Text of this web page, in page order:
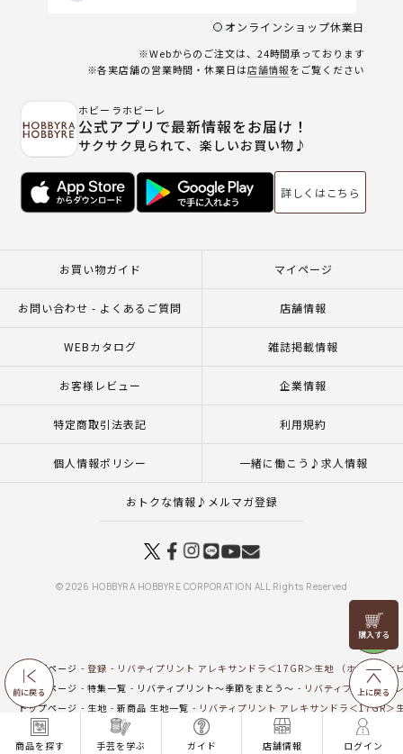
商品を探す 手芸を学ぶ ガイド 店舗情報 ログイン
前に戻る
リリヤン
フェア
上に戻る
オンラインショップ休業日
※Webからのご注文は、24時間承っております
※各実店舗の営業時間・休業日は店舗情報をご覧ください
ホビーラホビーレ
公式アプリで最新情報をお届け！
サクサク見られて、楽しいお買い物♪
詳しくはこちら
お買い物ガイド マイページ
お問い合わせ - よくあるご質問 店舗情報
WEBカタログ 雑誌掲載情報
お客様レビュー 企業情報
特定商取引法表記 利用規約
個人情報ポリシー 一緒に働こう♪求人情報
おトクな情報♪メルマガ登録
© 2026 HOBBYRA HOBBYRE CORPORATION ALL Rights Reserved
トップページ 登録
リバティプリント アレキサンドラ＜17GR＞生地 （ホビーラ
トップページ
特集一覧 リバティプリント～季節をまとう～
リバティプリント ア
トップページ
生地 新商品 生地一覧
リバティプリント アレキサンドラ＜17GR
トップページ
リバティプリント（ホビーラホビーレオリジナル）
リバティ
トップページ
商品 マンスリープレス4月号掲載商品 5月8日（金）発売の商品